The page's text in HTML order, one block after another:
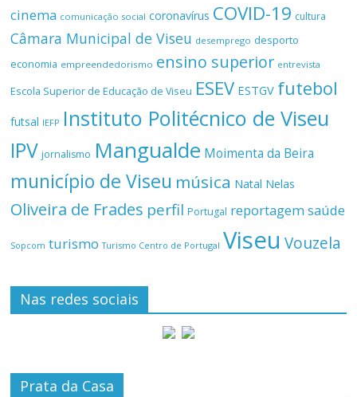
cinema comunicação social coronavírus COVID-19 cultura
Câmara Municipal de Viseu desemprego desporto
economia empreendedorismo ensino superior entrevista
Escola Superior de Educação de Viseu ESEV ESTGV futebol
futsal IEFP Instituto Politécnico de Viseu
IPV jornalismo Mangualde Moimenta da Beira
município de Viseu música Natal Nelas
Oliveira de Frades perfil Portugal reportagemsaúde
Sopcom turismo Turismo Centro de Portugal Viseu Vouzela
Nas redes sociais
Prata da Casa